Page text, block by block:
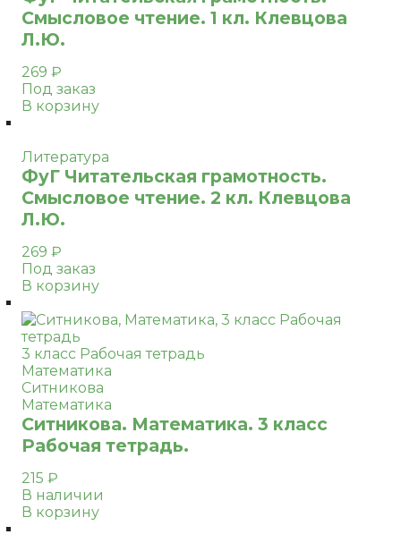
Смысловое чтение. 1 кл. Клевцова
Л.Ю.
269 ₽
Под заказ
В корзину
Литература
ФуГ Читательская грамотность.
Смысловое чтение. 2 кл. Клевцова
Л.Ю.
269 ₽
Под заказ
В корзину
3 класс Рабочая тетрадь
Математика
Ситникова
Математика
Ситникова. Математика. 3 класс
Рабочая тетрадь.
215 ₽
В наличии
В корзину